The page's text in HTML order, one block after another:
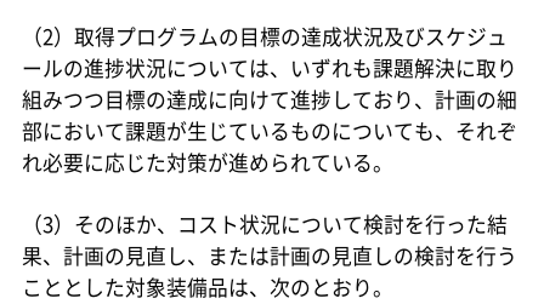
（2）取得プログラムの目標の達成状況及びスケジュ
ールの進捗状況については、いずれも課題解決に取り
組みつつ目標の達成に向けて進捗しており、計画の細
部において課題が生じているものについても、それぞ
れ必要に応じた対策が進められている。
（3）そのほか、コスト状況について検討を行った結
果、計画の見直し、または計画の見直しの検討を行う
こととした対象装備品は、次のとおり。